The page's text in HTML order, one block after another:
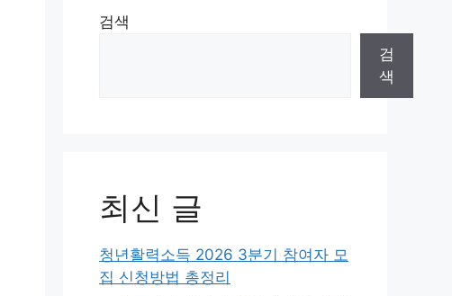
검색
검
색
최신 글
청년활력소득 2026 3분기 참여자 모
집 신청방법 총정리